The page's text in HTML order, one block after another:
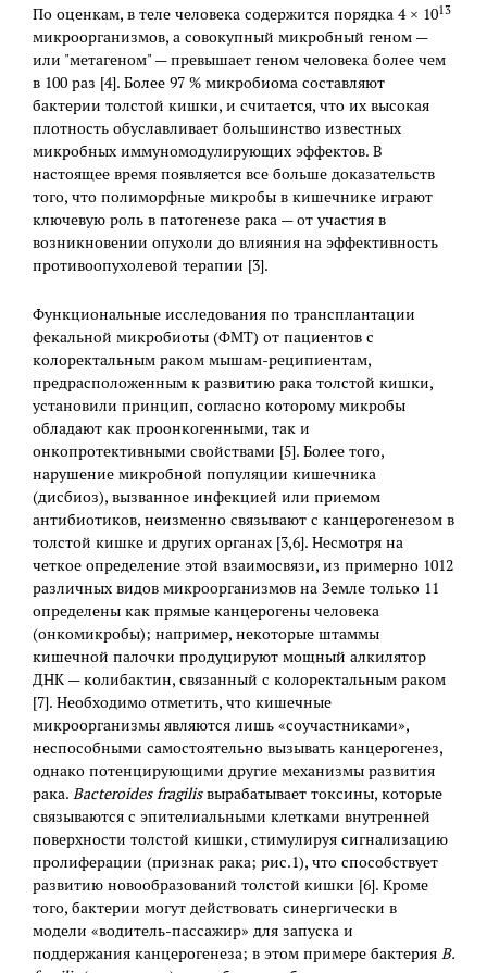
По оценкам, в теле человека содержится порядка 4 × 1013
микроорганизмов, а совокупный микробный геном —
или "метагеном" — превышает геном человека более чем
в 100 раз [4]. Более 97 % микробиома составляют
бактерии толстой кишки, и считается, что их высокая
плотность обуславливает большинство известных
микробных иммуномодулирующих эффектов. В
настоящее время появляется все больше доказательств
того, что полиморфные микробы в кишечнике играют
ключевую роль в патогенезе рака — от участия в
возникновении опухоли до влияния на эффективность
противоопухолевой терапии [3].
Функциональные исследования по трансплантации
фекальной микробиоты (ФМТ) от пациентов с
колоректальным раком мышам-реципиентам,
предрасположенным к развитию рака толстой кишки,
установили принцип, согласно которому микробы
обладают как проонкогенными, так и
онкопротективными свойствами [5]. Более того,
нарушение микробной популяции кишечника
(дисбиоз), вызванное инфекцией или приемом
антибиотиков, неизменно связывают с канцерогенезом в
толстой кишке и других органах [3,6]. Несмотря на
четкое определение этой взаимосвязи, из примерно 1012
различных видов микроорганизмов на Земле только 11
определены как прямые канцерогены человека
(онкомикробы); например, некоторые штаммы
кишечной палочки продуцируют мощный алкилятор
ДНК — колибактин, связанный с колоректальным раком
[7]. Необходимо отметить, что кишечные
микроорганизмы являются лишь «соучастниками»,
неспособными самостоятельно вызывать канцерогенез,
однако потенцирующими другие механизмы развития
рака. Bacteroides fragilisвырабатывает токсины, которые
связываются с эпителиальными клетками внутренней
поверхности толстой кишки, стимулируя сигнализацию
пролиферации (признак рака; рис.1), что способствует
развитию новообразований толстой кишки [6]. Кроме
того, бактерии могут действовать синергически в
модели «водитель-пассажир» для запуска и
поддержания канцерогенеза; в этом примере бактерия B.